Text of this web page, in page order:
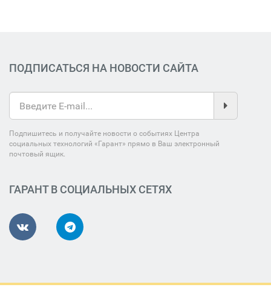
ПОДПИСАТЬСЯ НА НОВОСТИ САЙТА
Подпишитесь и получайте новости о событиях Центра
социальных технологий «Гарант» прямо в Ваш электронный
почтовый ящик.
ГАРАНТ В СОЦИАЛЬНЫХ СЕТЯХ